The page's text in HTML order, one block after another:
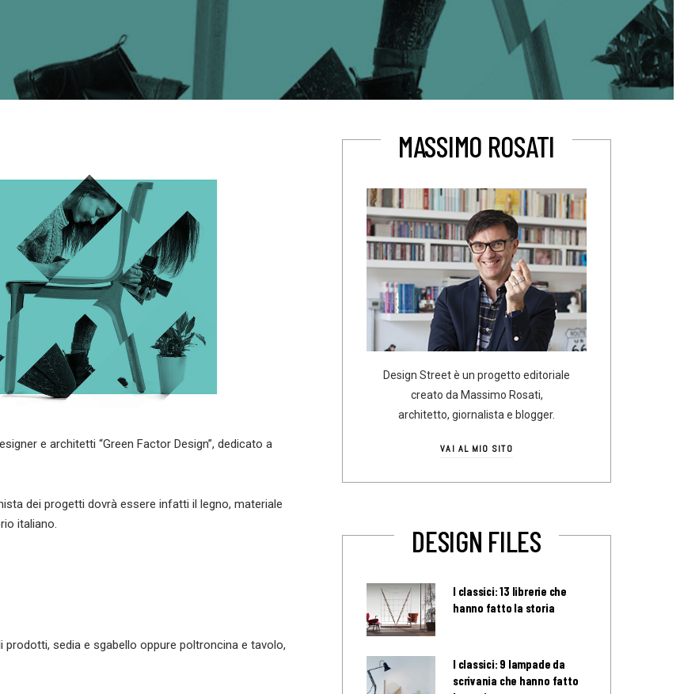
e architetti “Green Factor Design”, dedicato a
dei progetti dovrà essere infatti il legno, materiale
italiano.
sedia e sgabello oppure poltroncina e tavolo,
MASSIMO ROSATI
Design Street è un progetto editoriale
creato da Massimo Rosati,
architetto, giornalista e blogger.
VAI AL MIO SITO
DESIGN FILES
I classici: 13 librerie che
hanno fatto la storia
I classici: 9 lampade da
scrivania che hanno fatto